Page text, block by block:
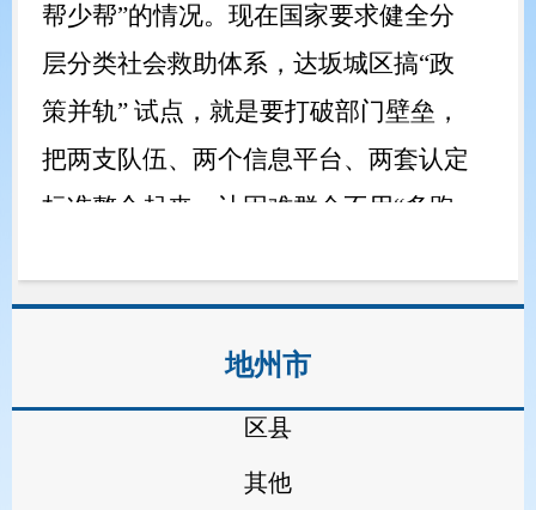
帮少帮”的情况。现在国家要求健全分
层分类社会救助体系，达坂城区搞“政
策并轨” 试点，就是要打破部门壁垒，
把两支队伍、两个信息平台、两套认定
标准整合起来，让困难群众不用“多跑
不发生规模性返贫的底线。
二、哪些人能享受帮扶？
“防止返贫监测户”，
还是平时说的“低保户”“特困户”，现在
地州市
区县
其他